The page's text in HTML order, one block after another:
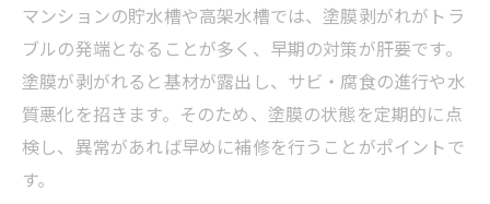
マンションの貯水槽や高架水槽では、塗膜剥がれがトラ
ブルの発端となることが多く、早期の対策が肝要です。
塗膜が剥がれると基材が露出し、サビ・腐食の進行や水
質悪化を招きます。そのため、塗膜の状態を定期的に点
検し、異常があれば早めに補修を行うことがポイントで
す。